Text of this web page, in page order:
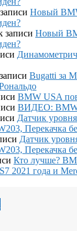
Новый
записи Новый
Bugatti за
BMW USA
ВИДЕО:
Датчик
Перекачка
Датчик
Перекачка
Кто лучше?
2021 года и